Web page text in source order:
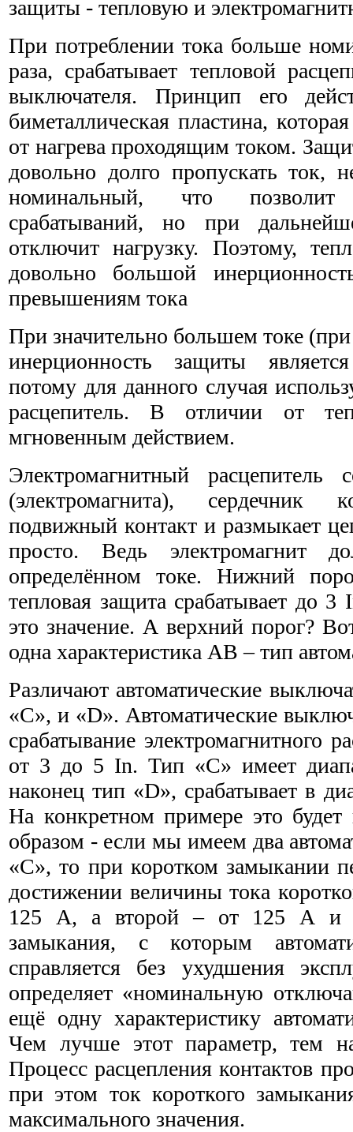
защиты - тепловую и
При потреблении тока больше
раза, срабатывает тепловой
выключателя. Принцип его
биметаллическая пластина,
от нагрева проходящим током.
довольно долго пропускать ток,
номинальный, что
срабатываний, но при
отключит нагрузку. Поэтому,
довольно большой
превышениям тока
При значительно большем токе
инерционность защиты
потому для данного случая
расцепитель. В отличии от
мгновенным действием.
Электромагнитный расцепитель
(электромагнита), сердечник
подвижный контакт и размыкает
просто. Ведь электромагнит
определённом токе. Нижний
тепловая защита срабатывает до
это значение. А верхний порог?
одна характеристика АВ – тип
Различают автоматические
«С», и «D». Автоматические
срабатывание электромагнитного
от 3 до 5 In. Тип «С» имеет
наконец тип «D», срабатывает в
На конкретном примере это
образом - если мы имеем два
«С», то при коротком замыкании
достижении величины тока
125 А, а второй – от 125 А и
замыкания, с которым
справляется без ухудшения
определяет «номинальную
ещё одну характеристику
Чем лучше этот параметр, тем
Процесс расцепления контактов
при этом ток короткого
максимального значения.